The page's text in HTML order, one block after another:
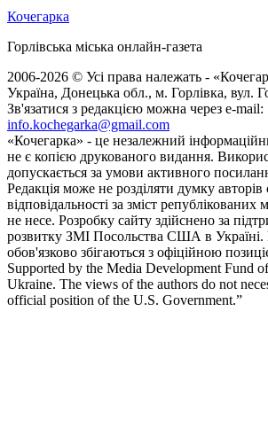
Кочегарка
Горлівська міська онлайн-газета
2006-2026 © Усі права належать -
Україна, Донецька обл., м. Горлівка, вул.
Зв'язатися з редакцією можна через e-mail:
info.kochegarka@gmail.com
«Кочегарка» - це незалежний
не є копією друкованого видання.
допускається за умови активного
Редакція може не розділяти думку авторів
відповідальності за зміст републікованих
не несе. Розробку сайту здійснено за
розвитку ЗМІ Посольства США в Україні.
обов'язково збігаються з офіційною
Supported by the Media Development Fund
Ukraine. The views of the authors do not
official position of the U.S. Government.”